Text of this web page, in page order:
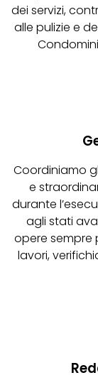
dei servizi,
alle pulizie e
Coordiniamo
e
durante
agli stati
opere sempre
lavori,